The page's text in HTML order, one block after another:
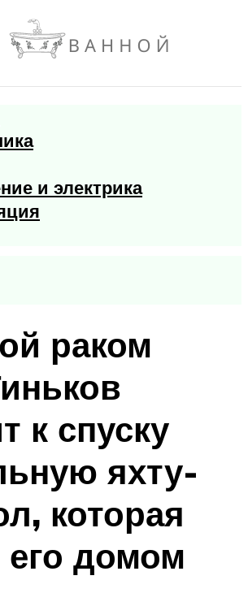
и электрика
раком
к спуску
яхту-
которая
его домом